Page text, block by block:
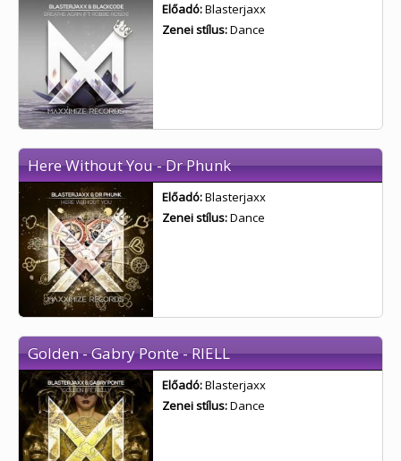
Előadó:Blasterjaxx
Zenei stílus:Dance
Here Without You - Dr Phunk
Előadó:Blasterjaxx
Zenei stílus:Dance
Golden - Gabry Ponte - RIELL
Előadó:Blasterjaxx
Zenei stílus:Dance